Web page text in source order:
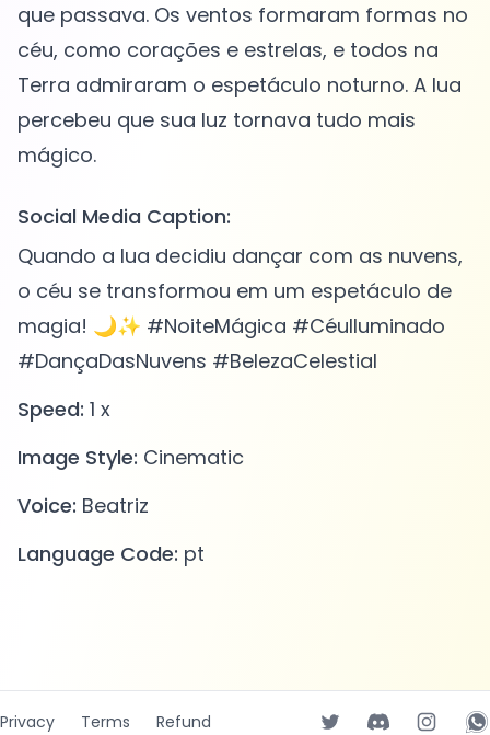
que passava. Os ventos formaram formas no
céu, como corações e estrelas, e todos na
Terra admiraram o espetáculo noturno. A lua
percebeu que sua luz tornava tudo mais
Social Media Caption:
Quando a lua decidiu dançar com as nuvens,
o céu se transformou em um espetáculo de
magia! 🌙✨ #NoiteMágica #CéuIluminado
#DançaDasNuvens #BelezaCelestial
Speed: 1 x
Image Style: Cinematic
Voice: Beatriz
Language Code: pt
Privacy Terms Refund